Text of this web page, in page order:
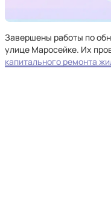
Завершены работы по
улице Маросейке. Их
капитального ремонта